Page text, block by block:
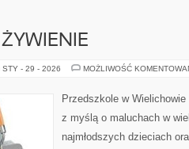
STY - 29 - 2026 MOŻLIWOŚĆ
Przedszkole w
z myślą o maluchach w
najmłodszych dzieciach